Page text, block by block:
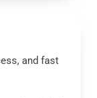
and fast